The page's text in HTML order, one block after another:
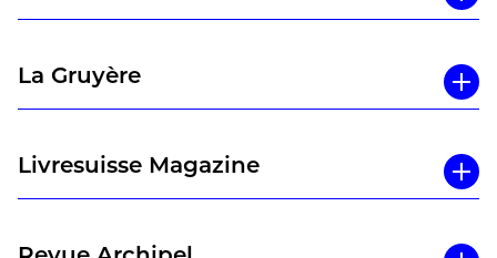
La Gruyère
Livresuisse Magazine